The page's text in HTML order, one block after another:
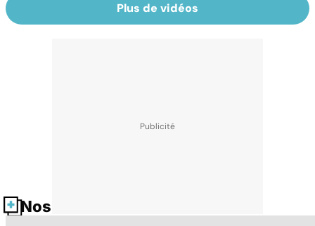
Plus de vidéos
Nos fiches santé